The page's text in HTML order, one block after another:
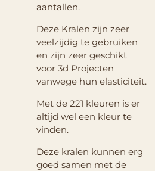
aantallen.
Deze Kralen zijn zeer
veelzijdig te gebruiken
en zijn zeer geschikt
voor 3d Projecten
vanwege hun elasticiteit.
Met de 221 kleuren is er
altijd wel een kleur te
vinden.
Deze kralen kunnen erg
goed samen met de